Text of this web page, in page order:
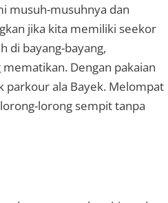
musuh-musuhnya dan
jika kita memiliki seekor
di bayang-bayang,
Dengan pakaian
parkour ala Bayek. Melompat
lorong sempit tanpa